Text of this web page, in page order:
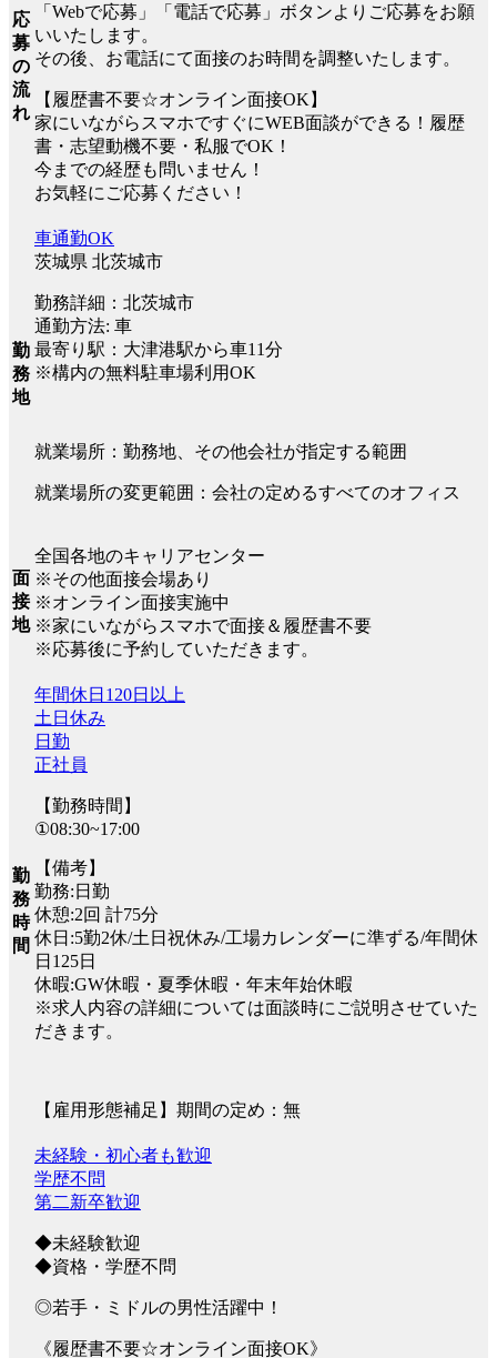
応
募
の
流
れ
「Webで応募」「電話で応募」ボタンよりご応募をお願
いいたします。
その後、お電話にて面接のお時間を調整いたします。
【履歴書不要☆オンライン面接OK】
家にいながらスマホですぐにWEB面談ができる！履歴
書・志望動機不要・私服でOK！
今までの経歴も問いません！
お気軽にご応募ください！
勤
務
地
車通勤OK
茨城県 北茨城市
勤務詳細：北茨城市
通勤方法: 車
最寄り駅：大津港駅から車11分
※構内の無料駐車場利用OK
就業場所：勤務地、その他会社が指定する範囲
就業場所の変更範囲：会社の定めるすべてのオフィス
面
接
地
全国各地のキャリアセンター
※その他面接会場あり
※オンライン面接実施中
※家にいながらスマホで面接＆履歴書不要
※応募後に予約していただきます。
勤
務
時
間
年間休日120日以上
土日休み
日勤
正社員
【勤務時間】
①08:30~17:00
【備考】
勤務:日勤
休憩:2回 計75分
休日:5勤2休/土日祝休み/工場カレンダーに準ずる/年間休
日125日
休暇:GW休暇・夏季休暇・年末年始休暇
※求人内容の詳細については面談時にご説明させていた
だきます。
【雇用形態補足】期間の定め：無
未経験・初心者も歓迎
学歴不問
第二新卒歓迎
◆未経験歓迎
◆資格・学歴不問
◎若手・ミドルの男性活躍中！
《履歴書不要☆オンライン面接OK》